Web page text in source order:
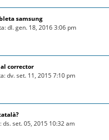
samsung
dl. gen. 18, 2016 3:06 pm
corrector
dv. set. 11, 2015 7:10 pm
ds. set. 05, 2015 10:32 am